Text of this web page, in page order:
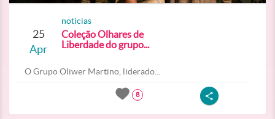
25
Apr
noticias
Coleção Olhares de
Liberdade do grupo...
O Grupo Oliwer Martino, liderado...
8